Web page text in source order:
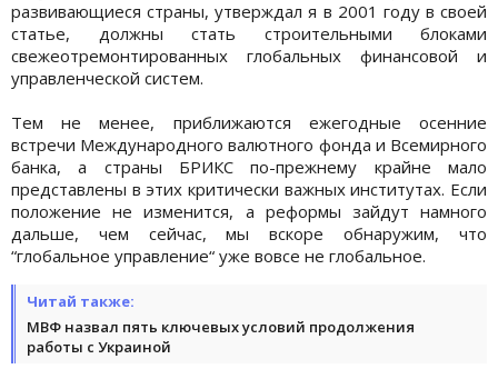
развивающиеся страны, утверждал я в 2001 году в своей
статье, должны стать строительными блоками
свежеотремонтированных глобальных финансовой и
управленческой систем.
Тем не менее, приближаются ежегодные осенние
встречи Международного валютного фонда и Всемирного
банка, а страны БРИКС по-прежнему крайне мало
представлены в этих критически важных институтах. Если
положение не изменится, а реформы зайдут намного
дальше, чем сейчас, мы вскоре обнаружим, что
“глобальное управление“ уже вовсе не глобальное.
Читай также:
МВФ назвал пять ключевых условий продолжения
работы с Украиной